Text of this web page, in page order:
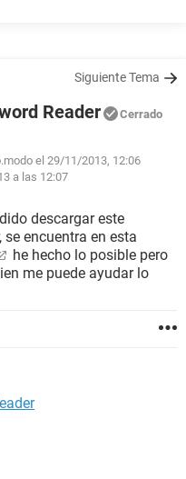
Siguiente Tema
Reader Cerrado
el 29/11/2013, 12:06
a las 12:07
descargar este
encuentra en esta
he hecho lo posible pero
me puede ayudar lo